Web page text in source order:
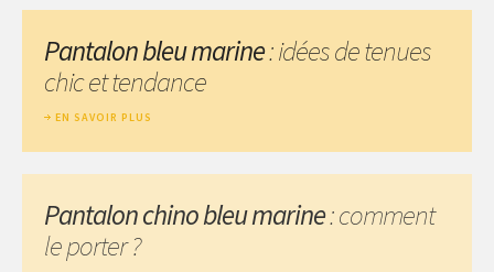
Pantalon bleu marine: idées de tenues
chic et tendance
EN SAVOIR PLUS
Pantalon chino bleu marine: comment
le porter ?